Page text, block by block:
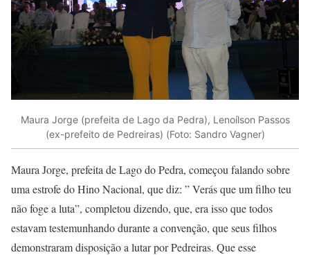
Maura Jorge (prefeita de Lago da Pedra), Lenoílson Passos
(ex-prefeito de Pedreiras) (Foto: Sandro Vagner)
Maura Jorge, prefeita de Lago do Pedra, começou falando sobre
uma estrofe do Hino Nacional, que diz: ” Verás que um filho teu
não foge a luta”, completou dizendo, que, era isso que todos
estavam testemunhando durante a convenção, que seus filhos
demonstraram disposição a lutar por Pedreiras. Que esse